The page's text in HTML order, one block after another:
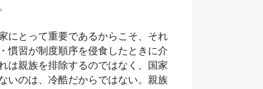
にとって重要であるからこそ、それ
慣習が制度順序を侵食したときに介
は親族を排除するのではなく、国家
いのは、冷酷だからではない。親族